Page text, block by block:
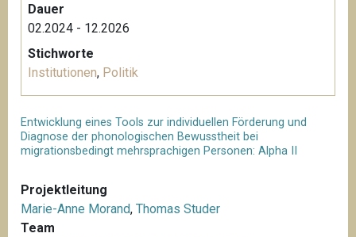
Dauer
02.2024 - 12.2026
Stichworte
Institutionen, Politik
Entwicklung eines Tools zur individuellen Förderung und
Diagnose der phonologischen Bewusstheit bei
migrationsbedingt mehrsprachigen Personen: Alpha II
Projektleitung
Marie-Anne Morand, Thomas Studer
Team